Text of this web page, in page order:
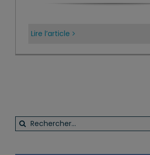
Lire l’article
Rechercher: